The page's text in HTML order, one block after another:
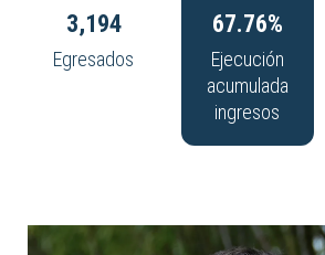
3,194
Egresados
67.76%
Ejecución
acumulada
ingresos